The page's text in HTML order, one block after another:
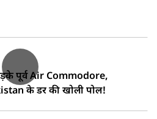
पूर्व Air Commodore,
के डर की खोली पोल!